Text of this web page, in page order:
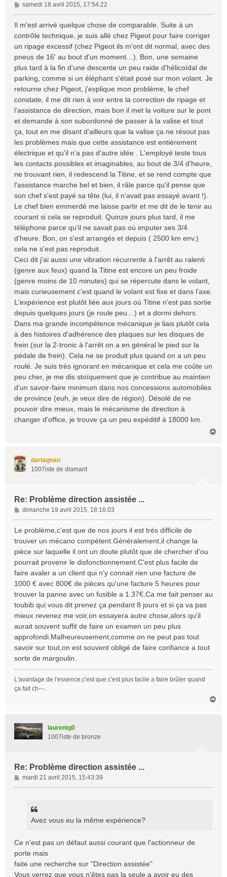
M
e
s
g
e
samedi 18 avril 2015, 17:54:22
Il m'est arrivé quelque chose de comparable. Suite à un
contrôle technique, je suis allé chez Pigeot pour faire corriger
un ripage excessif (chez Pigeot ils m'ont dit normal, avec des
pneus de 16' au bout d'un moment…). Bon, une semaine
plus tard à la fin d'une descente un peu raide d'hélicoïdal de
parking, comme si un éléphant s'était posé sur mon volant. Je
retourne chez Pigeot, j'explique mon problème, le chef
constate, il me dit rien à voir entre la correction de ripage et
l'assistance de direction, mais bon il met la voiture sur le pont
et demande à son subordonné de passer à la valise et tout
ça, tout en me disant d'ailleurs que la valise ça ne résout pas
les problèmes mais que cette assistance est entièrement
électrique et qu'il n'a pas d'autre idée . L'employé teste tous
les contacts possibles et imaginables, au bout de 3/4 d'heure,
ne trouvant rien, il redescend la Titine, et se rend compte que
l'assistance marche bel et bien, il râle parce qu'il pense que
son chef s'est payé sa tête (lui, il n'avait pas essayé avant !).
Le chef bien emmerdé me laisse partir et me dit de le tenir au
courant si cela se reproduit. Quinze jours plus tard, il me
téléphone parce qu'il ne savait pas où imputer ses 3/4
d'heure. Bon, on s'est arrangés et depuis ( 2500 km env.)
cela ne s'est pas reproduit.
Ceci dit j'ai aussi une vibration récurrente à l'arrêt au ralenti
(genre aux feux) quand la Titine est encore un peu froide
(genre moins de 10 minutes) qui se répercute dans le volant,
mais curieusement c'est quand le volant est fixe et dans l'axe.
L'expérience est plutôt liée aux jours où Titine n'est pas sortie
depuis quelques jours (je roule peu…) et a dormi dehors.
Dans ma grande incompétence mécanique je liais plutôt cela
à des histoires d'adhérence des plaques sur les disques de
frein (sur la 2-tronic à l'arrêt on a en général le pied sur la
pédale de frein). Cela ne se produit plus quand on a un peu
roulé. Je suis très ignorant en mécanique et cela me coûte un
peu cher, je me dis stoïquement que je contribue au maintien
d'un savoir-faire minimum dans nos concessions automobiles
de province (euh, je veux dire de région). Désolé de ne
pouvoir dire mieux, mais le mécanisme de direction à
changer d'office, je trouve ça un peu expéditif à 18000 km.
dartagnan
1007iste de diamant
Re: Problème direction assistée ...
M
e
s
g
e
dimanche 19 avril 2015, 18:16:03
Le problème,c'est que de nos jours il est très difficile de
trouver un mécano compétent.Généralement,il change la
pièce sur laquelle il ont un doute plutôt que de chercher d'ou
pourrait provenir le disfonctionnement.C'est plus facile de
faire avaler a un client qui n'y connait rien une facture de
1000 € avec 800€ de pièces qu'une facture 5 heures pour
trouver la panne avec un fusible a 1.37€.Ca me fait penser au
toubib qui vous dit prenez ça pendant 8 jours et si ça va pas
mieux revenez me voir,on essayera autre chose,alors qu'il
aurait souvent suffit de faire un examen un peu plus
approfondi.Malheureusement,comme on ne peut pas tout
savoir sur tout,on est souvent obligé de faire confiance a tout
sorte de margoulin.
L'avantage de l'essence,c'est que c'est plus facile a faire brûler quand
ça fait ch---.
laurentg0
1007iste de bronze
Re: Problème direction assistée ...
M
e
mardi 21 avril 2015, 15:43:39
Avez vous eu la même expérience?
Ce n'est pas un défaut aussi courant que l'actionneur de
porte mais
faite une recherche sur "Direction assistée"
Vous verrez que vous n'êtes pas la seule a avoir eu des